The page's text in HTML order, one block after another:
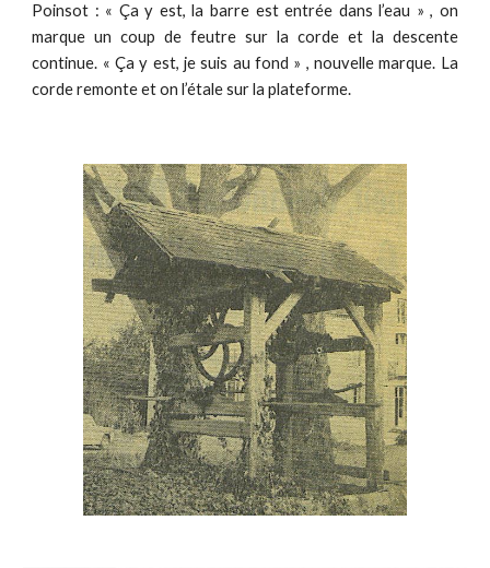
Poinsot : « Ça y est, la barre est entrée dans l’eau » , on
marque un coup de feutre sur la corde et la descente
continue. « Ça y est, je suis au fond » , nouvelle marque. La
corde remonte et on l’étale sur la plateforme.